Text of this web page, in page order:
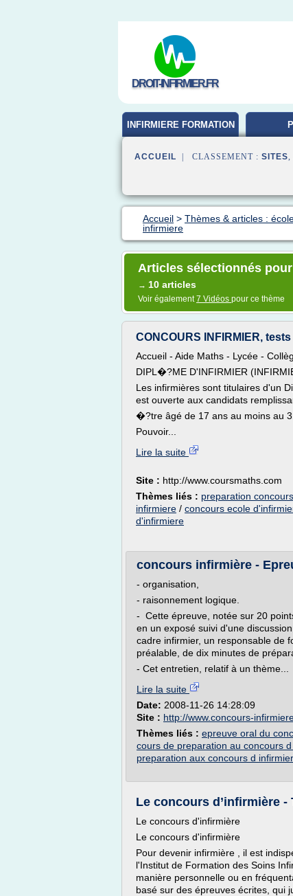
DROIT-INFIRMIER.FR
INFIRMIERE FORMATION
ACCUEIL | CLASSEMENT : SITES,
Accueil > Thèmes & articles :
infirmiere
Articles sélectionnés
→ 10 articles
Voir également7 Vidéos pour ce thème
CONCOURS INFIRMIER,
Accueil - Aide Maths - Lycée -
DIPL�?ME D'INFIRMIER
Les infirmières sont titulaires d'un
est ouverte aux candidats
�?tre âgé de 17 ans au moins au
Pouvoir...
Lire la suite
Site : http://www.coursmaths.com
Thèmes liés : preparation
infirmiere / concours ecole
d'infirmiere
concours infirmière -
- organisation,
- raisonnement logique.
- Cette épreuve, notée sur 20
en un exposé suivi d'une
cadre infirmier, un responsable de
préalable, de dix minutes de
- Cet entretien, relatif à un thème...
Lire la suite
Date: 2008-11-26 14:28:09
Site : http://www.concours-
Thèmes liés : epreuve oral du
cours de preparation au concours
preparation aux concours d
Le concours d’infirmière
Le concours d'infirmière
Le concours d'infirmière
Pour devenir infirmière , il est
l'Institut de Formation des Soins
manière personnelle ou en
basé sur des épreuves écrites, qui